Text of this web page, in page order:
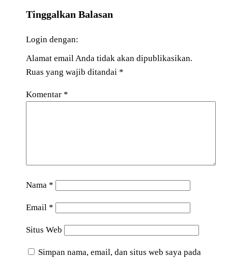
Tinggalkan Balasan
Login dengan:
Alamat email Anda tidak akan dipublikasikan.
Ruas yang wajib ditandai *
Komentar *
Nama *
Email *
Situs Web
Simpan nama, email, dan situs web saya pada